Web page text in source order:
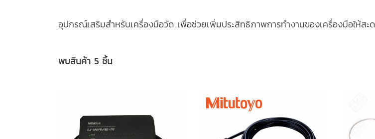
อุปกรณ์เสริมสำหรับเครื่องมือวัด เพื่อช่วยเพิ่มประสิทธิภาพการทำงานของเครื่องมือให้สะ
พบสินค้า 5 ชิ้น